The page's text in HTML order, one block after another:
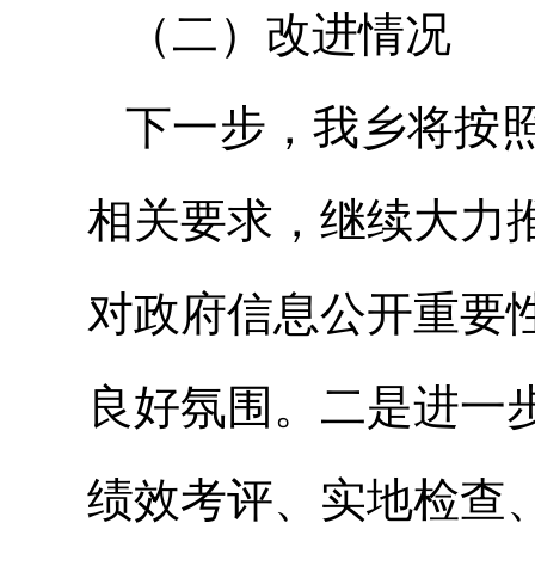
（二）改进情况
下一步，我乡将按
相关要求，继续大力
对政府信息公开重要
良好氛围。二是进一
绩效考评、实地检查